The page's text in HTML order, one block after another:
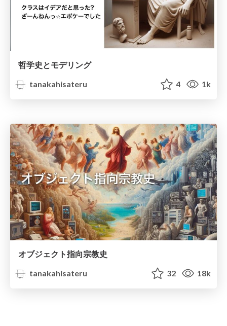
哲学史とモデリング
tanakahisateru
4 1k
オブジェクト指向宗教史
tanakahisateru
32 18k